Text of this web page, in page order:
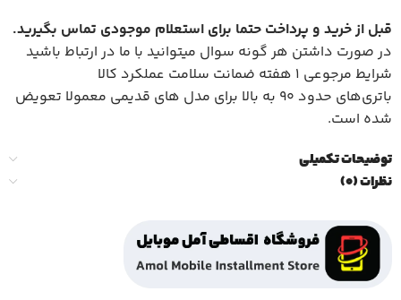
قبل از خرید و پرداخت حتما برای استعلام موجودی تماس بگیرید.
در صورت داشتن هر گونه سوال میتوانید با ما در ارتباط باشید
شرایط مرجوعی 1 هفته ضمانت سلامت عملکرد کالا
باتری‌های حدود 90 به بالا برای مدل های قدیمی معمولا تعویض
شده است.
توضیحات تکمیلی
نظرات (0)